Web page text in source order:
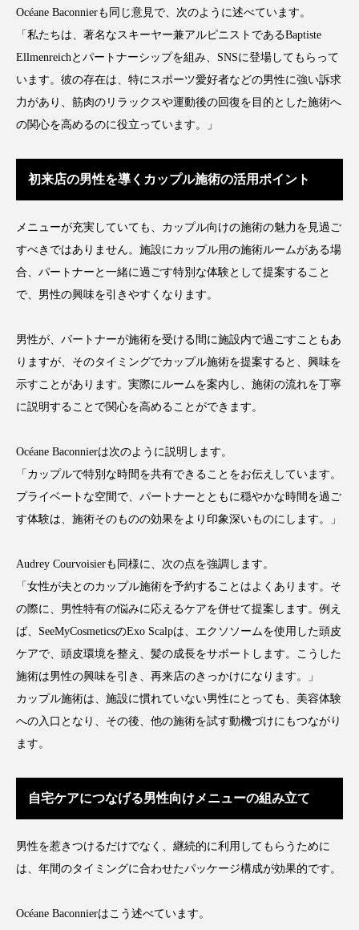
秋 冷え 筋膜 精油 素髪ケア やり方
美容と政治 美容ビジネス 美容医療
美容業界 美的感覚 美肌習慣
美脚習慣 老化 肌ケア 肌トラブル
肌バリア 肌荒れ防止 脳 自律神経
都市型美容ウェルネス 酷暑
頭皮 保湿 ミスト おすすめ 香り
香り メンタルケア 香りケア
香水の持続 高市政権 高齢社会
Océane Baconnierも同じ意見で、次のように述べています。
「私たちは、著名なスキーヤー兼アルピニストであるBaptiste
Ellmenreichとパートナーシップを組み、SNSに登場してもらって
います。彼の存在は、特にスポーツ愛好者などの男性に強い訴求
力があり、筋肉のリラックスや運動後の回復を目的とした施術へ
の関心を高めるのに役立っています。」
初来店の男性を導くカップル施術の活用ポイント
メニューが充実していても、カップル向けの施術の魅力を見過ご
すべきではありません。施設にカップル用の施術ルームがある場
合、パートナーと一緒に過ごす特別な体験として提案すること
で、男性の興味を引きやすくなります。
男性が、パートナーが施術を受ける間に施設内で過ごすこともあ
りますが、そのタイミングでカップル施術を提案すると、興味を
示すことがあります。実際にルームを案内し、施術の流れを丁寧
に説明することで関心を高めることができます。
Océane Baconnierは次のように説明します。
「カップルで特別な時間を共有できることをお伝えしています。
プライベートな空間で、パートナーとともに穏やかな時間を過ご
す体験は、施術そのものの効果をより印象深いものにします。」
Audrey Courvoisierも同様に、次の点を強調します。
「女性が夫とのカップル施術を予約することはよくあります。そ
の際に、男性特有の悩みに応えるケアを併せて提案します。例え
ば、SeeMyCosmeticsのExo Scalpは、エクソソームを使用した頭皮
ケアで、頭皮環境を整え、髪の成長をサポートします。こうした
施術は男性の興味を引き、再来店のきっかけになります。」
カップル施術は、施設に慣れていない男性にとっても、美容体験
への入口となり、その後、他の施術を試す動機づけにもつながり
ます。
自宅ケアにつなげる男性向けメニューの組み立て
男性を惹きつけるだけでなく、継続的に利用してもらうために
は、年間のタイミングに合わせたパッケージ構成が効果的です。
Océane Baconnierはこう述べています。